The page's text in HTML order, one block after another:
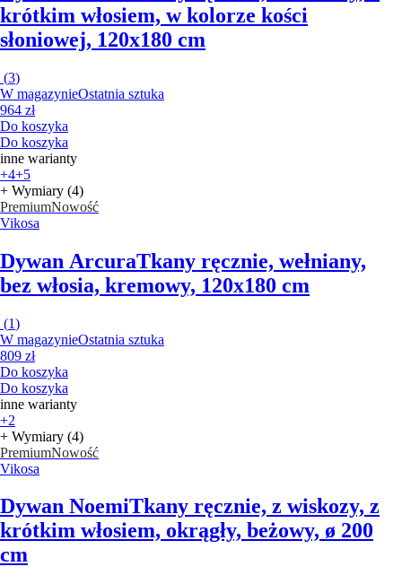
krótkim włosiem, w kolorze kości
słoniowej, 120x180 cm
(3)
W magazynieOstatnia sztuka
964 zł
Do koszyka
Do koszyka
inne warianty
+4+5
+ Wymiary (4)
PremiumNowość
Vikosa
Dywan ArcuraTkany ręcznie, wełniany,
bez włosia, kremowy, 120x180 cm
(1)
W magazynieOstatnia sztuka
809 zł
Do koszyka
Do koszyka
inne warianty
+2
+ Wymiary (4)
PremiumNowość
Vikosa
Dywan NoemiTkany ręcznie, z wiskozy, z
krótkim włosiem, okrągły, beżowy, ø 200
cm